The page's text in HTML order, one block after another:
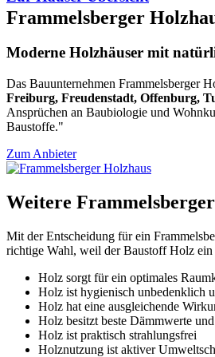
Frammelsberger
Moderne Holzhäuser mit
Das Bauunternehmen Frammelsberger
Freiburg, Freudenstadt, Offenburg,
Ansprüchen an Baubiologie und
Baustoffe."
Zum Anbieter
Weitere
Mit der Entscheidung für ein
richtige Wahl, weil der Baustoff Holz ein
Holz sorgt für ein optimales
Holz ist hygienisch unbedenklich
Holz hat eine ausgleichende
Holz besitzt beste Dämmwerte
Holz ist praktisch strahlungsfrei
Holznutzung ist aktiver